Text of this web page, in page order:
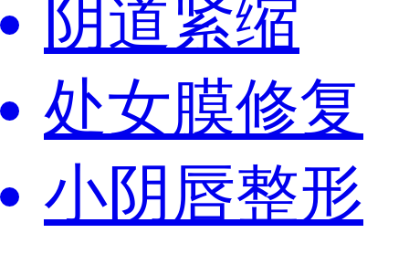
阴道紧缩
处女膜修复
小阴唇整形